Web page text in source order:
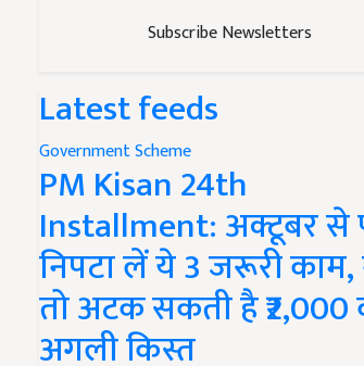
Subscribe Newsletters
Latest feeds
Government Scheme
PM Kisan 24th
Installment: अक्टूबर
निपटा लें ये 3 जरूरी काम,
तो अटक सकती है ₹2,000
अगली किस्त